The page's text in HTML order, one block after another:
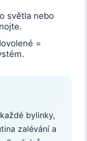
světla nebo
=
bylinky,
zalévání a